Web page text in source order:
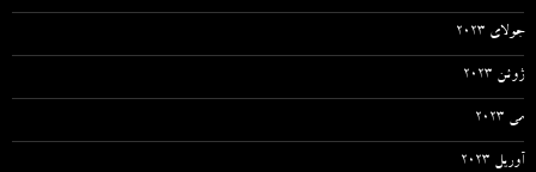
جولای 2023
ژوئن 2023
می 2023
آوریل 2023